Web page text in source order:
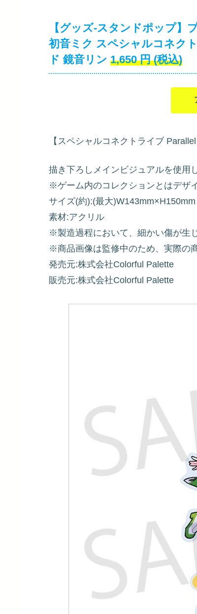
【グッズ-スタンドポップ】
初音ミク スペシャルコネク
ド 鏡音リン 1,650 円 (税込)
【スペシャルコネクトライブ
描き下ろしメインビジュアルを使用
※ゲーム内のコレクションとはデザ
サイズ(約):(最大)W143mm×H150mm
素材:アクリル
※製造過程において、細かい傷が生
※商品画像は監修中のため、実際の
発売元:株式会社Colorful Palette
販売元:株式会社Colorful Palette